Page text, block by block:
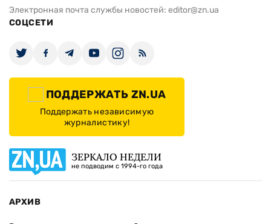
Электронная почта службы новостей: editor@zn.ua
СОЦСЕТИ
ПОДДЕРЖАТЬ ZN.UA
Поддержать независимую
журналистику!
ЗЕРКАЛО НЕДЕЛИ
не подводим с 1994-го года
АРХИВ